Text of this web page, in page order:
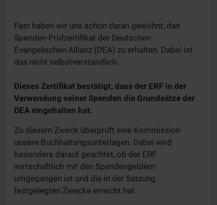
Fast haben wir uns schon daran gewöhnt, das
Spenden-Prüfzertifikat der Deutschen
Evangelischen Allianz (DEA) zu erhalten. Dabei ist
das nicht selbstverständlich.
Dieses Zertifikat bestätigt, dass der ERF in der
Verwendung seiner Spenden die Grundsätze der
DEA eingehalten hat.
Zu diesem Zweck überprüft eine Kommission
unsere Buchhaltungsunterlagen. Dabei wird
besonders darauf geachtet, ob der ERF
wirtschaftlich mit den Spendengeldern
umgegangen ist und die in der Satzung
festgelegten Zwecke erreicht hat.